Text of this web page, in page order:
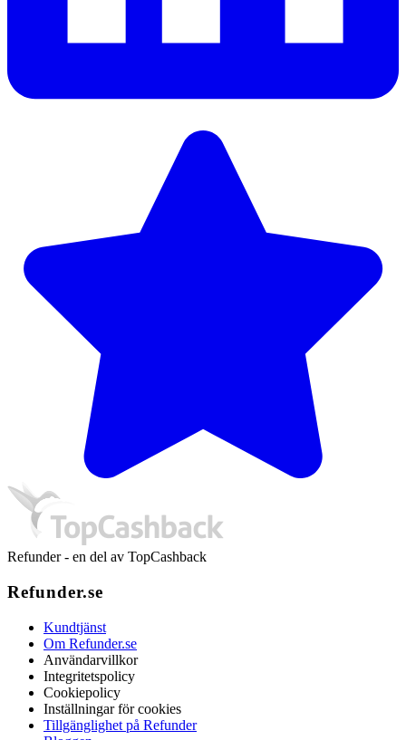
Refunder - en del av TopCashback
Refunder.se
Kundtjänst
Om Refunder.se
Användarvillkor
Integritetspolicy
Cookiepolicy
Inställningar för cookies
Tillgänglighet på Refunder